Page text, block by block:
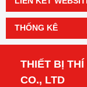
THỐNG KÊ
THIẾT BỊ
CO., LTD